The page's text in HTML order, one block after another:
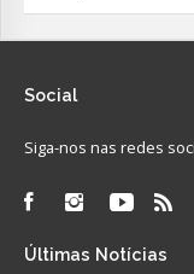
Social
Siga-nos nas redes
Últimas Notícias